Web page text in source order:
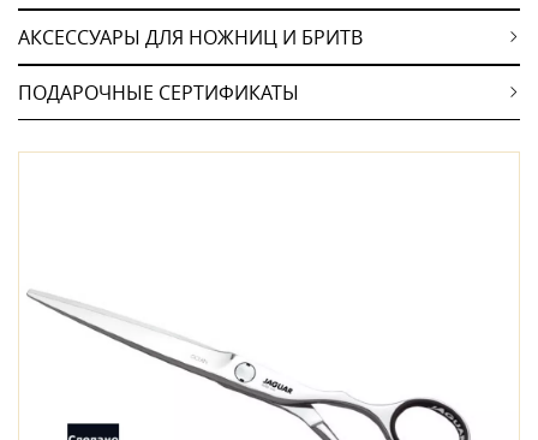
АКСЕССУАРЫ ДЛЯ НОЖНИЦ И БРИТВ
ПОДАРОЧНЫЕ СЕРТИФИКАТЫ